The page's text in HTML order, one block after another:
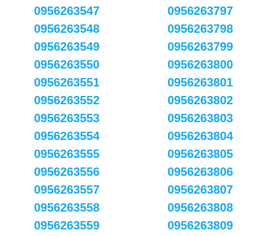
0956263547
0956263548
0956263549
0956263550
0956263551
0956263552
0956263553
0956263554
0956263555
0956263556
0956263557
0956263558
0956263559
0956263797
0956263798
0956263799
0956263800
0956263801
0956263802
0956263803
0956263804
0956263805
0956263806
0956263807
0956263808
0956263809